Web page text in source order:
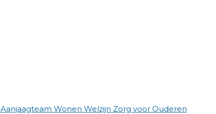
Aanjaagteam Wonen Welzijn Zorg voor Ouderen